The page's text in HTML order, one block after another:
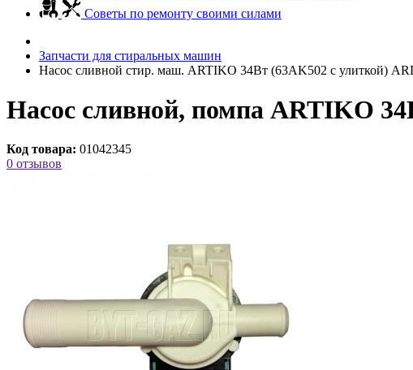
Советы по ремонту своими силами
Запчасти для стиральных машин
Насос сливной стир. маш. ARTIKO 34Вт (63AK502 с улиткой)
Насос сливной, помпа ARTIKO
Код товара: 01042345
0 отзывов